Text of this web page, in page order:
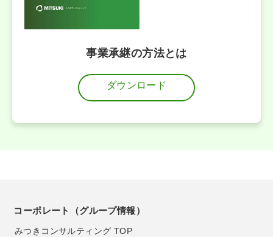
事業承継の方法とは
ダウンロード
コーポレート（グループ情報）
みつきコンサルティング TOP